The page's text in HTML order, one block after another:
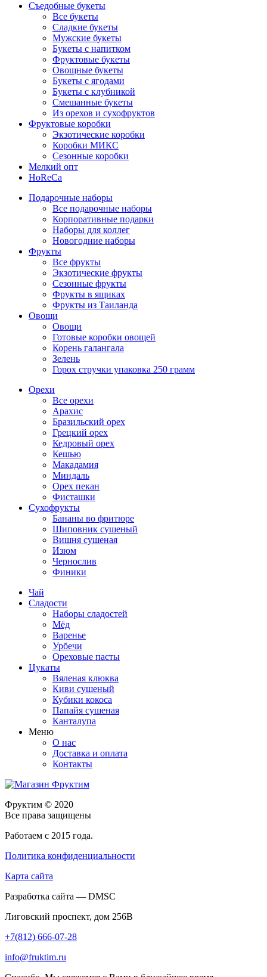
Съедобные букеты
Все букеты
Сладкие букеты
Мужские букеты
Букеты с напитком
Фруктовые букеты
Овощные букеты
Букеты с ягодами
Букеты с клубникой
Смешанные букеты
Из орехов и сухофруктов
Фруктовые коробки
Экзотические коробки
Коробки МИКС
Сезонные коробки
Мелкий опт
HoReCa
Подарочные наборы
Все подарочные наборы
Корпоративные подарки
Наборы для коллег
Новогодние наборы
Фрукты
Все фрукты
Экзотические фрукты
Сезонные фрукты
Фрукты в ящиках
Фрукты из Таиланда
Овощи
Овощи
Готовые коробки овощей
Корень галангала
Зелень
Горох стручки упаковка 250 грамм
Орехи
Все орехи
Арахис
Бразильский орех
Грецкий орех
Кедровый орех
Кешью
Макадамия
Миндаль
Орех пекан
Фисташки
Сухофрукты
Бананы во фритюре
Шиповник сушеный
Вишня сушеная
Изюм
Чернослив
Финики
Чай
Сладости
Наборы сладостей
Мёд
Варенье
Урбечи
Ореховые пасты
Цукаты
Вяленая клюква
Киви сушеный
Кубики кокоса
Папайя сушеная
Канталупа
Меню
О нас
Доставка и оплата
Контакты
Фруктим © 2020
Все права защищены
Работаем с 2015 года.
Политика конфиденциальности
Карта сайта
Разработка сайта — DMSC
Лиговский проспект, дом 256В
+7(812) 666-07-28
info@fruktim.ru